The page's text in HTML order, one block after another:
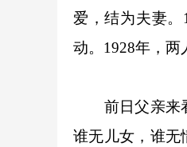
爱，结为夫妻
动。1928年，两
前日父亲来看
谁无儿女，谁无